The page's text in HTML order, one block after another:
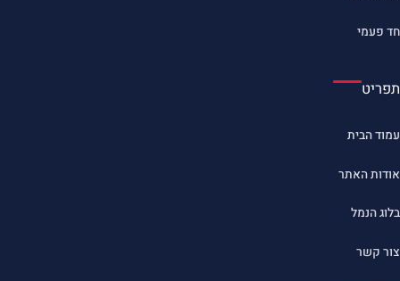
חד פעמי
תפריט
עמוד הבית
אודות האתר
בלוג הנמל
צור קשר